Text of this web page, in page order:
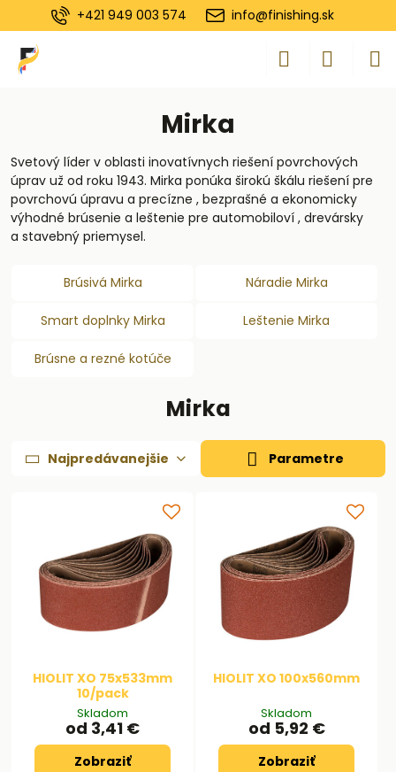
+421 949 003 574 info@finishing.sk
Mirka
Svetový líder v oblasti inovatívnych riešení povrchových
úprav už od roku 1943. Mirka ponúka širokú škálu riešení pre
povrchovú úpravu a precízne , bezprašné a ekonomicky
výhodné brúsenie a leštenie pre automobiloví , drevársky
a stavebný priemysel.
Brúsivá Mirka Náradie Mirka
Smart doplnky Mirka Leštenie Mirka
Brúsne a rezné kotúče
Mirka
Najpredávanejšie Parametre
HIOLIT XO 75x533mm
10/pack
Skladom
od 3,41 €
Zobraziť
HIOLIT XO 100x560mm
Skladom
od 5,92 €
Zobraziť